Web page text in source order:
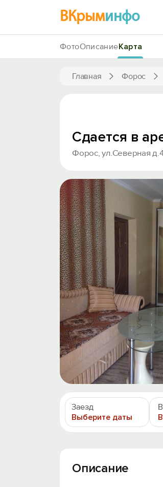
ВКрыминфо
Главная Форос
ФотоОписаниеКарта
Сдается в
Форос, ул.Северная
Заезд
Выберите даты
Описание